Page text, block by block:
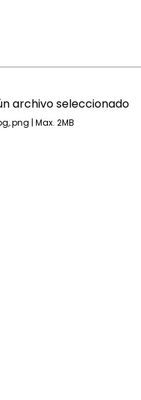
archivo seleccionado
| Max. 2MB